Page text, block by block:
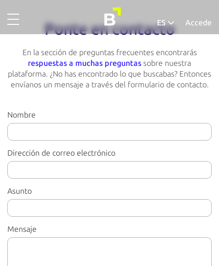
Sobre nosotros
Proyectos completados
ES
Español
Accede
Ponte en contacto
En la sección de preguntas frecuentes encontrarás
respuestas a muchas preguntas sobre nuestra
plataforma. ¿No has encontrado lo que buscabas? Entonces
envíanos un mensaje a través del formulario de contacto.
Nombre
Dirección de correo electrónico
Asunto
Mensaje